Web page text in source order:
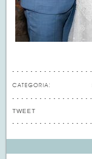
CATEGORIA:
TWEET